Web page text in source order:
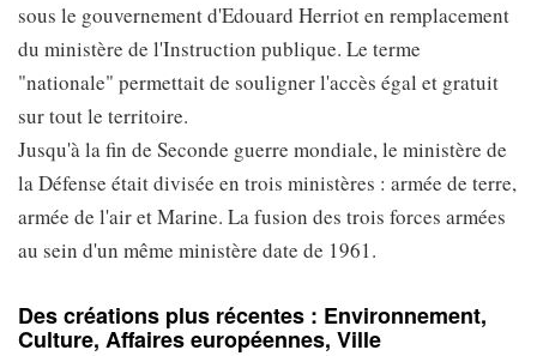
sous le gouvernement d'Edouard Herriot en remplacement
du ministère de l'Instruction publique. Le terme
"nationale" permettait de souligner l'accès égal et gratuit
sur tout le territoire.
Jusqu'à la fin de Seconde guerre mondiale, le ministère de
la Défense était divisée en trois ministères : armée de terre,
armée de l'air et Marine. La fusion des trois forces armées
au sein d'un même ministère date de 1961.
Des créations plus récentes : Environnement,
Culture, Affaires européennes, Ville